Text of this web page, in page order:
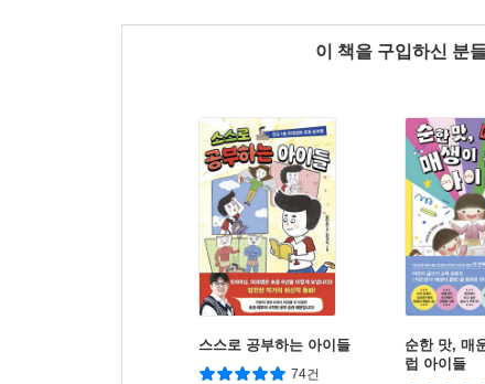
이 책을 구입하신 분
스스로 공부하는 아이들
74건
순한 맛, 매
럽 아이들